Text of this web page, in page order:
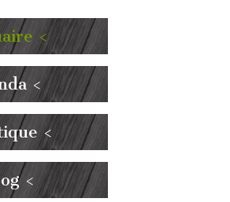
<
<
<
<